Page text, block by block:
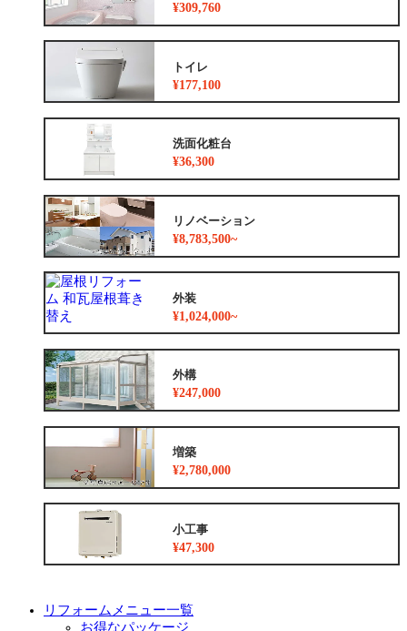
¥309,760
トイレ
¥177,100
洗面化粧台
¥36,300
リノベーション
¥8,783,500~
外装
¥1,024,000~
外構
¥247,000
増築
¥2,780,000
小工事
¥47,300
リフォームメニュー一覧
お得なパッケージ